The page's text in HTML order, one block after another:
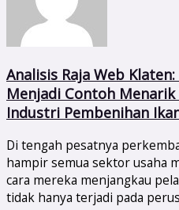
Analisis Raja Web
Menjadi Contoh
Industri Pembenihan
Di tengah pesatnya
hampir semua sektor usaha
cara mereka menjangkau
tidak hanya terjadi pada